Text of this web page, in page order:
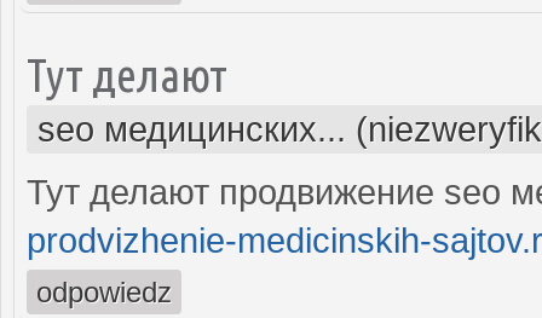
Тут делают
seo медицинских...
Тут делают продвижение seo
prodvizhenie-medicinskih-
odpowiedz